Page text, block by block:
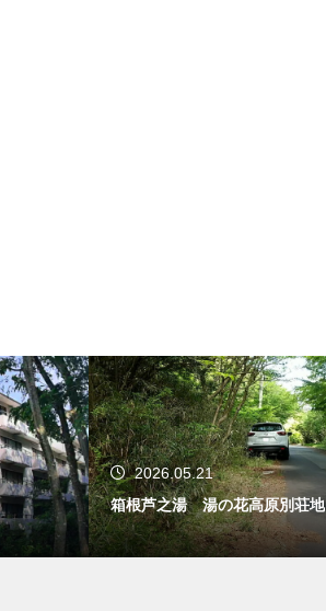
2026.05.21
箱根芦之湯 湯の花高原別荘地